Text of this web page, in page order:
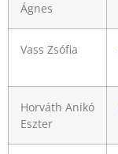
Ágnes
Vass Zsófia
Horváth Anikó
Eszter